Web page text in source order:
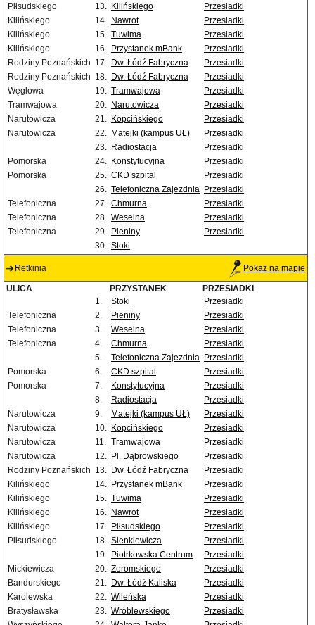
Piłsudskiego
13. Kilińskiego
Przesiadki
Kilińskiego
14. Nawrot
Przesiadki
Kilińskiego
15. Tuwima
Przesiadki
Kilińskiego
16. Przystanek mBank
Przesiadki
Rodziny Poznańskich 17. Dw. Łódź Fabryczna
Przesiadki
Rodziny Poznańskich 18. Dw. Łódź Fabryczna
Przesiadki
Węglowa
19. Tramwajowa
Przesiadki
Tramwajowa
20. Narutowicza
Przesiadki
Narutowicza
21. Kopcińskiego
Przesiadki
Narutowicza
22. Matejki (kampus UŁ)
Przesiadki
23. Radiostacja
Przesiadki
Pomorska
24. Konstytucyjna
Przesiadki
Pomorska
25. CKD szpital
Przesiadki
26. Telefoniczna Zajezdnia Przesiadki
Telefoniczna
27. Chmurna
Przesiadki
Telefoniczna
28. Weselna
Przesiadki
Telefoniczna
29. Pieniny
Przesiadki
30. Stoki
Retkinia Pokaż na mapie
ULICA PRZYSTANEK
PRZESIADKI
1.
Stoki
Przesiadki
Telefoniczna
2. Pieniny
Przesiadki
Telefoniczna
3. Weselna
Przesiadki
Telefoniczna
4. Chmurna
Przesiadki
5.
Telefoniczna Zajezdnia Przesiadki
Pomorska
6. CKD szpital
Przesiadki
Pomorska
7. Konstytucyjna
Przesiadki
8.
Radiostacja
Przesiadki
Narutowicza
9. Matejki (kampus UŁ)
Przesiadki
Narutowicza
10. Kopcińskiego
Przesiadki
Narutowicza
11. Tramwajowa
Przesiadki
Narutowicza
12. Pl. Dąbrowskiego
Przesiadki
Rodziny Poznańskich 13. Dw. Łódź Fabryczna
Przesiadki
Kilińskiego
14. Przystanek mBank
Przesiadki
Kilińskiego
15. Tuwima
Przesiadki
Kilińskiego
16. Nawrot
Przesiadki
Kilińskiego
17. Piłsudskiego
Przesiadki
Piłsudskiego
18. Sienkiewicza
Przesiadki
19. Piotrkowska Centrum
Przesiadki
Mickiewicza
20. Żeromskiego
Przesiadki
Bandurskiego
21. Dw. Łódź Kaliska
Przesiadki
Karolewska
22. Wileńska
Przesiadki
Bratysławska
23. Wróblewskiego
Przesiadki